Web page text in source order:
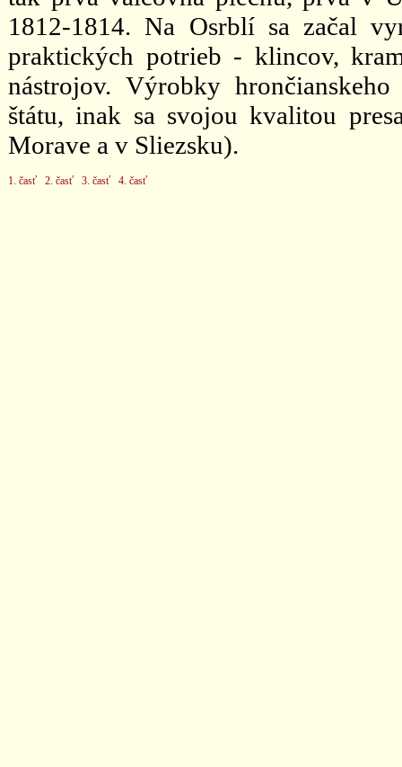
1812-1814. Na Osrblí sa začal
praktických potrieb - klincov,
nástrojov. Výrobky
štátu, inak sa svojou kvalitou
Morave a v Sliezsku).
1. časť 2. časť 3. časť 4. časť